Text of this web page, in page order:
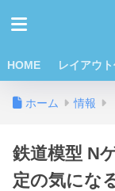
HOME レイアウ
ホーム 情報
鉄道模型 N
定の気にな